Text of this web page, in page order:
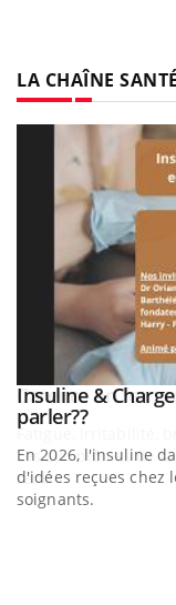
LA CHAÎNE SANTÉ
Youtube
Insuline &
parler??Youtube
En 2026, l'insuline
d'idées reçues chez
soignants.